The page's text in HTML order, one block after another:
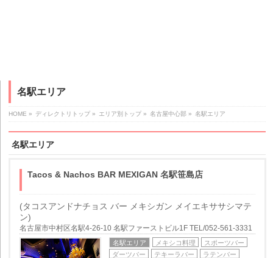
名駅エリア
HOME » ディレクトリトップ » エリア別トップ » 名古屋中心部 » 名駅エリア
名駅エリア
Tacos & Nachos BAR MEXIGAN 名駅笹島店
(タコスアンドナチョス バー メキシガン メイエキササシマテ
ン)
名古屋市中村区名駅4-26-10 名駅ファーストビル1F TEL/052-561-3331
名駅エリア メキシコ料理
スポーツバー
ダーツバー
テキーラバー ラテンバー